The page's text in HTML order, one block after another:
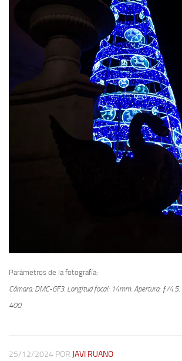
Parámetros de la fotografía:
Cámara: DMC-GF3. Longitud focal: 14mm. Apertura: ƒ/4.5.
400.
25/12/2024 POR JAVI RUANO